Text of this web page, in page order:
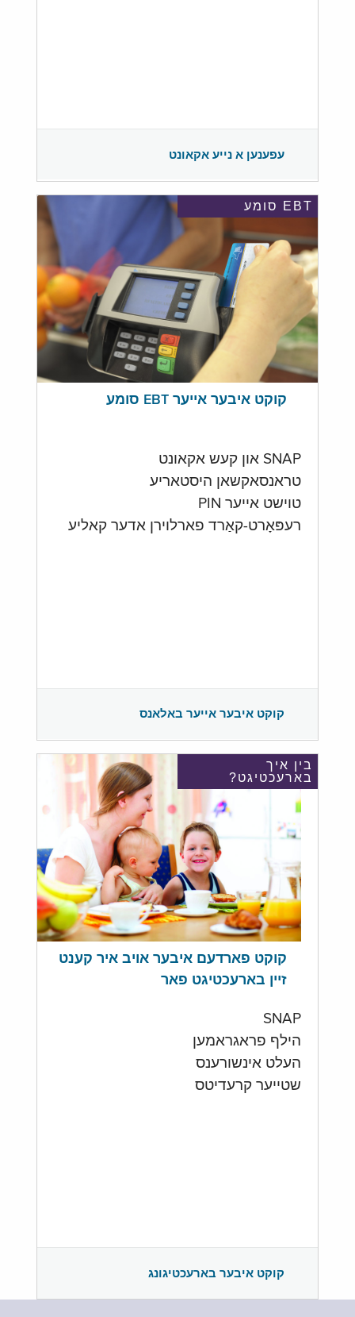
עפענען א נייע אקאונט
EBT סומע
קוקט איבער אייער EBT סומע
SNAP און קעש אקאונט
טראנסאקשאן היסטאריע
טוישט אייער PIN
רעפּאָרט-קאַרד פארלוירן אדער קאליע
קוקט איבער אייער באלאנס
בין איך
בארעכטיגט?
קוקט פארדעם איבער אויב איר קענט
זיין בארעכטיגט פאר
SNAP
הילף פראגראמען
העלט אינשורענס
שטייער קרעדיטס
קוקט איבער בארעכטיגונג